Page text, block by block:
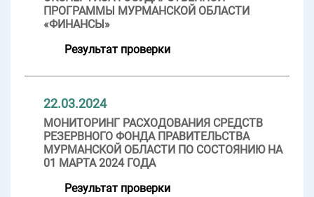
ПРОГРАММЫ МУРМАНСКОЙ ОБЛАСТИ
«ФИНАНСЫ»
Результат проверки
22.03.2024
МОНИТОРИНГ РАСХОДОВАНИЯ СРЕДСТВ
РЕЗЕРВНОГО ФОНДА ПРАВИТЕЛЬСТВА
МУРМАНСКОЙ ОБЛАСТИ ПО СОСТОЯНИЮ НА
01 МАРТА 2024 ГОДА
Результат проверки